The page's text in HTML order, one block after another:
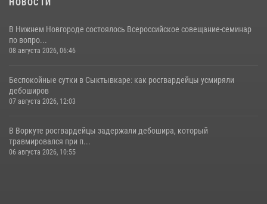
НОВОСТИ
В Нижнем Новгороде состоялось Всероссийское совещание-семинар
по вопро...
08 августа 2026, 06:46
Беспокойные сутки в Сыктывкаре: как росгвардейцы усмиряли
дебоширов
07 августа 2026, 12:03
В Воркуте росгвардейцы задержали дебошира, который
травмировался при п...
06 августа 2026, 10:55